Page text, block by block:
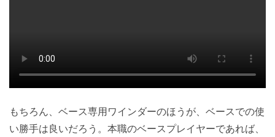
もちろん、ベース専用ワインダーのほうが、ベースでの使
い勝手は良いだろう。本職のベースプレイヤーであれば、